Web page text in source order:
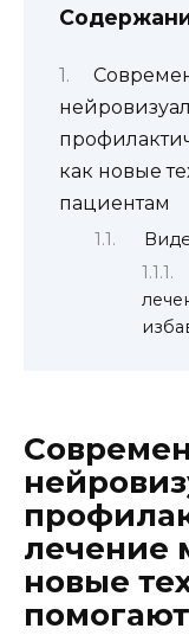
как новые
пациентам
лечение
новые